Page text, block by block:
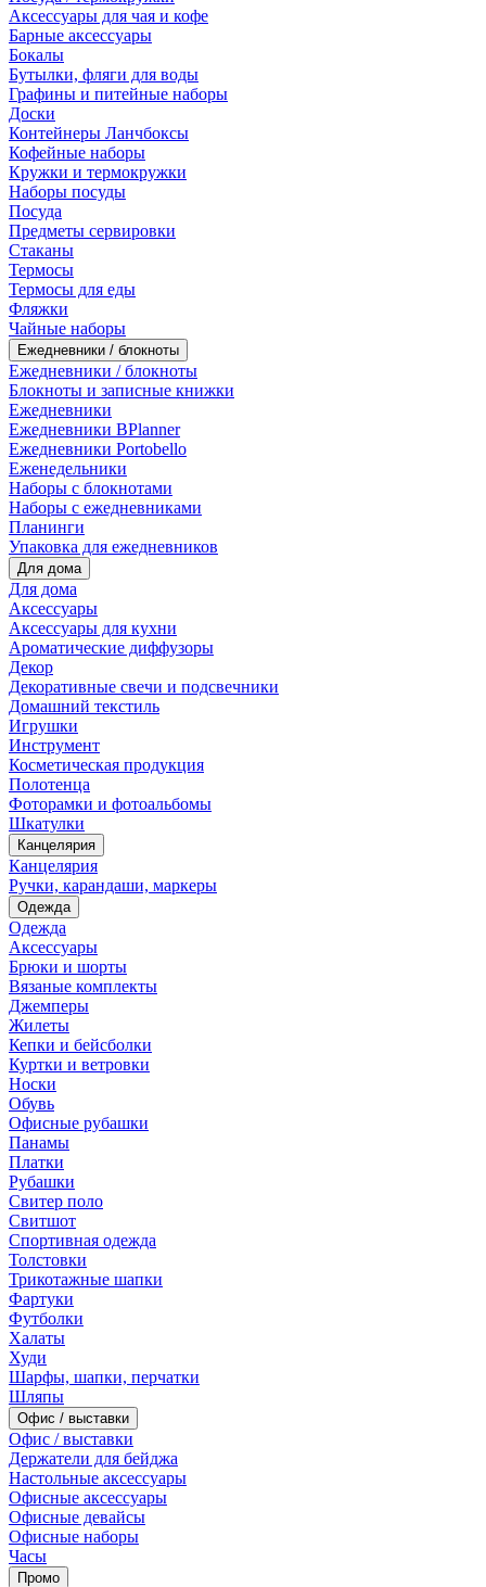
Аксессуары для чая и кофе
Барные аксессуары
Бокалы
Бутылки, фляги для воды
Графины и питейные наборы
Доски
Контейнеры Ланчбоксы
Кофейные наборы
Кружки и термокружки
Наборы посуды
Посуда
Предметы сервировки
Стаканы
Термосы
Термосы для еды
Фляжки
Чайные наборы
Ежедневники / блокноты
Ежедневники / блокноты
Блокноты и записные книжки
Ежедневники
Ежедневники BPlanner
Ежедневники Portobello
Еженедельники
Наборы с блокнотами
Наборы с ежедневниками
Планинги
Упаковка для ежедневников
Для дома
Для дома
Аксессуары
Аксессуары для кухни
Ароматические диффузоры
Декор
Декоративные свечи и подсвечники
Домашний текстиль
Игрушки
Инструмент
Косметическая продукция
Полотенца
Фоторамки и фотоальбомы
Шкатулки
Канцелярия
Канцелярия
Ручки, карандаши, маркеры
Одежда
Одежда
Аксессуары
Брюки и шорты
Вязаные комплекты
Джемперы
Жилеты
Кепки и бейсболки
Куртки и ветровки
Носки
Обувь
Офисные рубашки
Панамы
Платки
Рубашки
Свитер поло
Свитшот
Спортивная одежда
Толстовки
Трикотажные шапки
Фартуки
Футболки
Халаты
Худи
Шарфы, шапки, перчатки
Шляпы
Офис / выставки
Офис / выставки
Держатели для бейджа
Настольные аксессуары
Офисные аксессуары
Офисные девайсы
Офисные наборы
Часы
Промо